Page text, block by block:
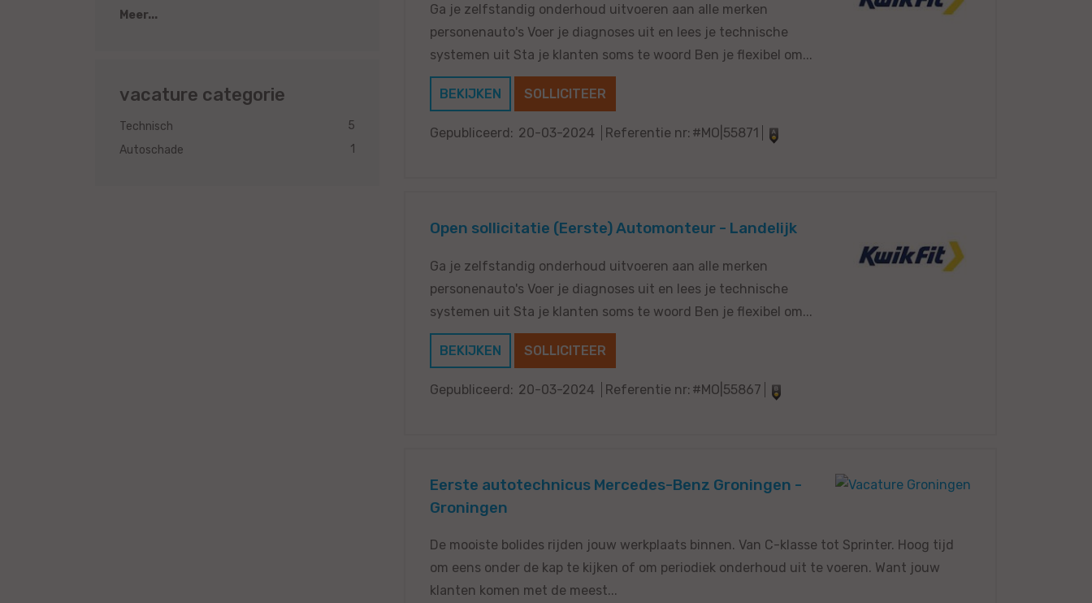
Ga je zelfstandig onderhoud uitvoeren aan alle merken
personenauto's Voer je diagnoses uit en lees je technische
systemen uit Sta je klanten soms te woord Ben je flexibel om...
BEKIJKEN SOLLICITEER
Gepubliceerd: 20-03-2024 Referentie nr: #MO|55871
Open sollicitatie (Eerste) Automonteur - Landelijk
Ga je zelfstandig onderhoud uitvoeren aan alle merken
personenauto's Voer je diagnoses uit en lees je technische
systemen uit Sta je klanten soms te woord Ben je flexibel om...
BEKIJKEN SOLLICITEER
Gepubliceerd: 20-03-2024 Referentie nr: #MO|55867
Eerste autotechnicus Mercedes-Benz Groningen -
Groningen
De mooiste bolides rijden jouw werkplaats binnen. Van C-klasse tot Sprinter. Hoog tijd
om eens onder de kap te kijken of om periodiek onderhoud uit te voeren. Want jouw
klanten komen met de meest...
Meer...
vacature categorie
Technisch
5
Autoschade
1